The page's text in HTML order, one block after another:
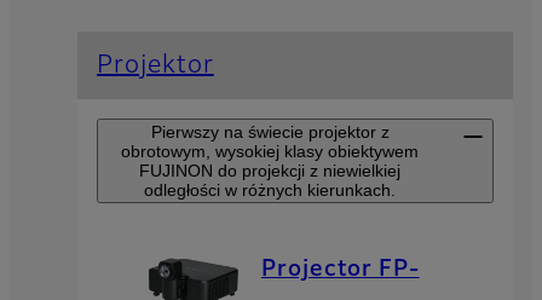
Projektor
Pierwszy na świecie projektor z
obrotowym, wysokiej klasy obiektywem
FUJINON do projekcji z niewielkiej
odległości w różnych kierunkach.
Projector FP-